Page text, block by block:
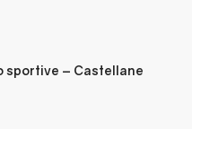
sportive – Castellane